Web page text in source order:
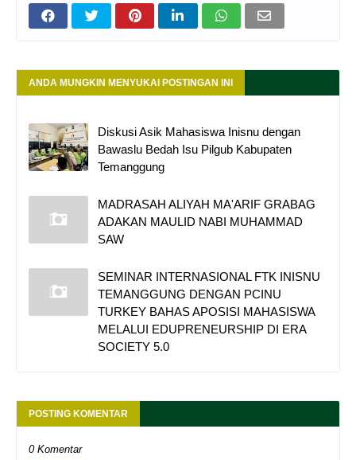
ANDA MUNGKIN MENYUKAI POSTINGAN INI
Diskusi Asik Mahasiswa Inisnu dengan
Bawaslu Bedah Isu Pilgub Kabupaten
Temanggung
MADRASAH ALIYAH MA'ARIF GRABAG
ADAKAN MAULID NABI MUHAMMAD
SAW
SEMINAR INTERNASIONAL FTK INISNU
TEMANGGUNG DENGAN PCINU
TURKEY BAHAS APOSISI MAHASISWA
MELALUI EDUPRENEURSHIP DI ERA
SOCIETY 5.0
POSTING KOMENTAR
0 Komentar